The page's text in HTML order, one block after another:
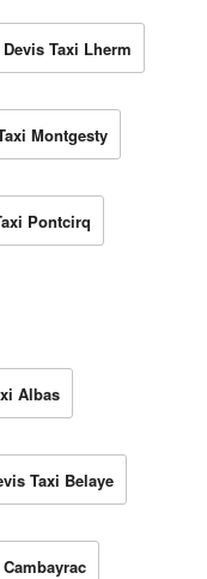
Devis Taxi Lherm
Montgesty
Pontcirq
Albas
Taxi Belaye